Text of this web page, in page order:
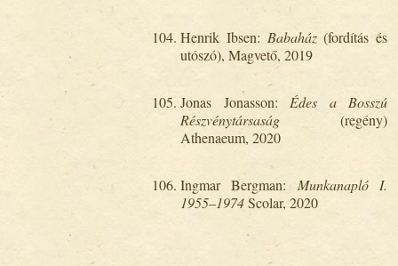
Henrik Ibsen: Babaház(fordítás és
utószó), Magvető, 2019
Jonas Jonasson: Édes a Bosszú
Részvénytársaság (regény)
Athenaeum, 2020
Ingmar Bergman: Munkanapló I.
1955–1974Scolar, 2020